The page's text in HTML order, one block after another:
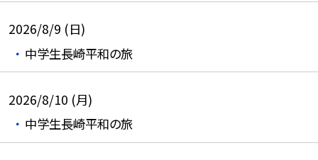
2026/8/9 (日)
中学生長崎平和の旅
2026/8/10 (月)
中学生長崎平和の旅